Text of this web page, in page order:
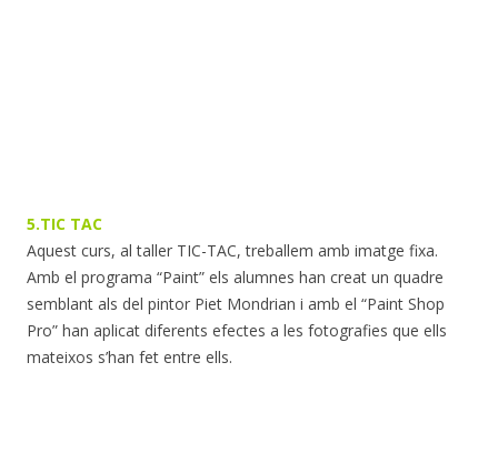
5.TIC TAC
Aquest curs, al taller TIC-TAC, treballem amb imatge fixa.
Amb el programa “Paint” els alumnes han creat un quadre
semblant als del pintor Piet Mondrian i amb el “Paint Shop
Pro” han aplicat diferents efectes a les fotografies que ells
mateixos s’han fet entre ells.